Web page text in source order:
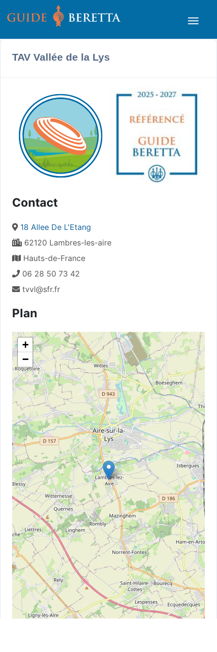
TAV Vallée de la Lys
Contact
18 Allee De L'Etang
62120 Lambres-les-aire
Hauts-de-France
06 28 50 73 42
tvvl@sfr.fr
Plan
+
−